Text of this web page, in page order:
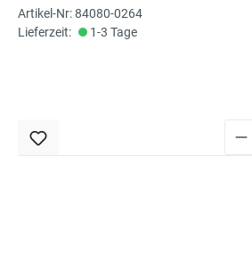
Reißverschluss von Rubi/Barcelona
Artikel-Nr: 84080-0264
Lieferzeit:
1-3 Tage